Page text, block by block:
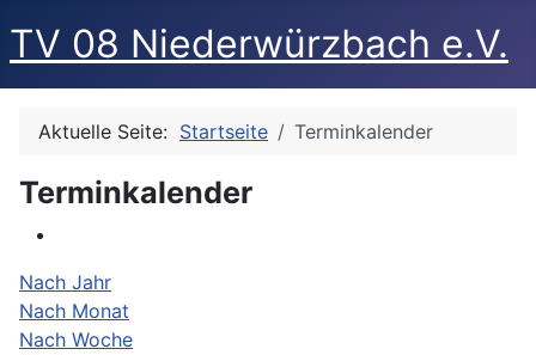
TV 08 Niederwürzbach e.V.
Aktuelle Seite: Startseite Terminkalender
Terminkalender
Nach Jahr
Nach Monat
Nach Woche